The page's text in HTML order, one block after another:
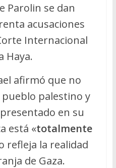
Parolin se dan
acusaciones
Internacional
Haya.
afirmó que no
pueblo palestino y
en su
está «totalmente
refleja la realidad
de Gaza.